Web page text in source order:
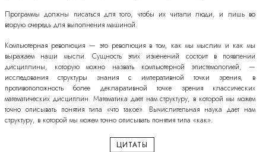
Программы должны писаться для того, чтобы их читали люди, и лишь во
вторую очередь для выполнения машиной.
Компьютерная революция — это революция в том, как мы мыслим и как мы
выражаем наши мысли. Сущность этих изменений состоит в появлении
дисциплины, которую можно назвать компьютерной эпистемологией, —
исследования структуры знания с императивной точки зрения, в
противоположность более декларативной точке зрения классических
математических дисциплин. Математика дает нам структуру, в которой мы можем
точно описывать понятия типа «что такое». Вычислительная наука дает нам
структуру, в которой мы можем точно описывать понятия типа «как».
ЦИТАТЫ